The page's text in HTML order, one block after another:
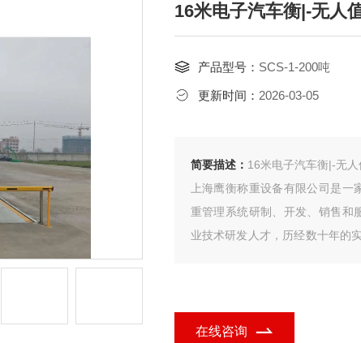
16米电子汽车衡|-无人
产品型号： SCS-1-200吨
更新时间： 2026-03-05
简要描述： 16米电子汽车衡|-无
上海鹰衡称重设备有限公司是
重管理系统研制、开发、销售和
业技术研发人才，历经数十年的
在线咨询